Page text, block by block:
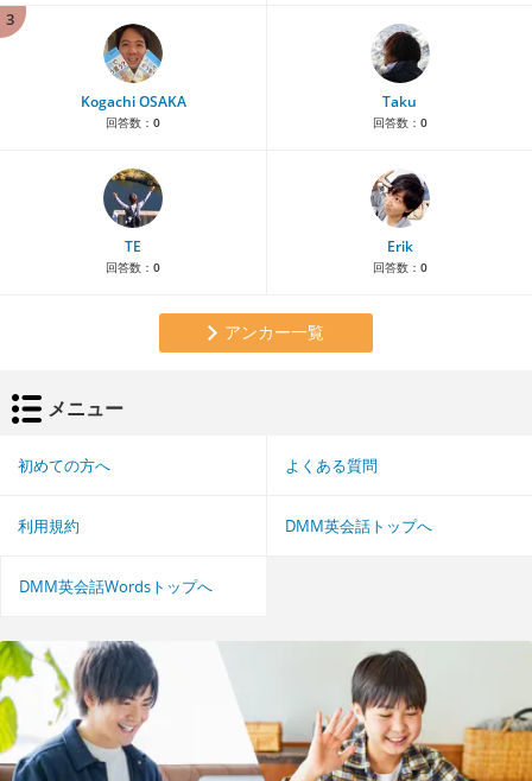
3
Kogachi OSAKA
回答数： 0
Taku
回答数： 0
TE
回答数： 0
Erik
回答数： 0
アンカー一覧
メニュー
初めての方へ よくある質問
利用規約 DMM英会話トップへ
DMM英会話Wordsトップへ